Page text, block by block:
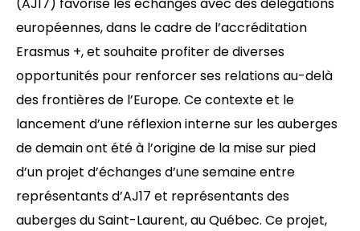
(AJ17) favorise les échanges avec des délégations
européennes, dans le cadre de l’accréditation
Erasmus +, et souhaite profiter de diverses
opportunités pour renforcer ses relations au-delà
des frontières de l’Europe. Ce contexte et le
lancement d’une réflexion interne sur les auberges
de demain ont été à l’origine de la mise sur pied
d’un projet d’échanges d’une semaine entre
représentants d’AJ17 et représentants des
auberges du Saint-Laurent, au Québec. Ce projet,